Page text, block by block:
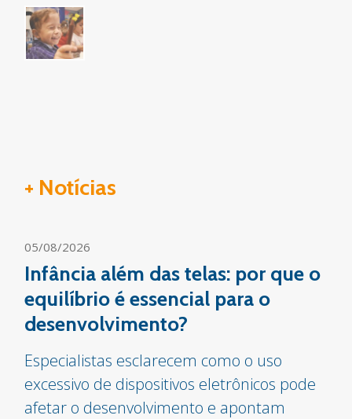
+ Notícias
05/08/2026
Infância além das telas: por que o
equilíbrio é essencial para o
desenvolvimento?
Especialistas esclarecem como o uso
excessivo de dispositivos eletrônicos pode
afetar o desenvolvimento e apontam